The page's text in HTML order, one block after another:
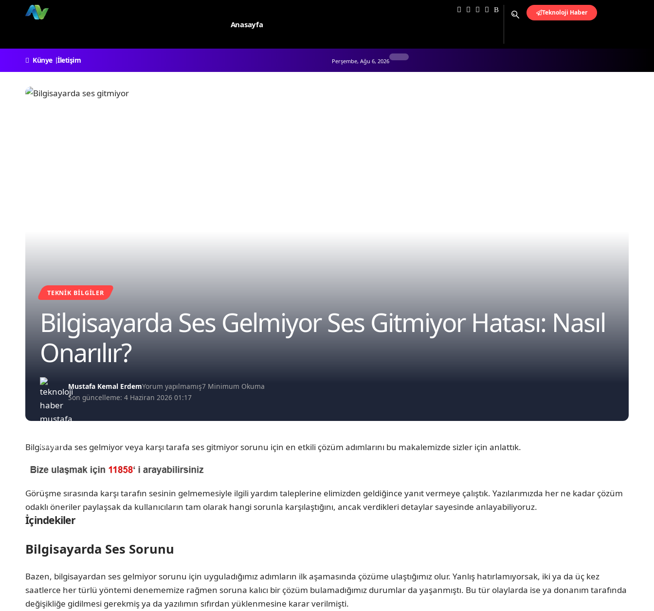
Anasayfa
Teknoloji Haber
Künye İletişim Perşembe, Ağu 6, 2026
TEKNIK BILGILER
Bilgisayarda Ses Gelmiyor Ses Gitmiyor Hatası: Nasıl
Onarılır?
Son güncelleme: 4 Haziran 2026 01:17
Mustafa Kemal ErdemYorum yapılmamış7 Minimum Okuma
Bilgisayarda ses gelmiyor veya karşı tarafa ses gitmiyor sorunu için en etkili çözüm adımlarını bu makalemizde sizler için anlattık.
Görüşme sırasında karşı tarafın sesinin gelmemesiyle ilgili yardım taleplerine elimizden geldiğince yanıt vermeye çalıştık. Yazılarımızda her ne kadar çözüm
odaklı öneriler paylaşsak da kullanıcıların tam olarak hangi sorunla karşılaştığını, ancak verdikleri detaylar sayesinde anlayabiliyoruz.
İçindekiler
Bilgisayarda Ses Sorunu
Bazen, bilgisayardan ses gelmiyor sorunu için uyguladığımız adımların ilk aşamasında çözüme ulaştığımız olur. Yanlış hatırlamıyorsak, iki ya da üç kez
saatlerce her türlü yöntemi denememize rağmen soruna kalıcı bir çözüm bulamadığımız durumlar da yaşanmıştı. Bu tür olaylarda ise ya donanım tarafında
değişikliğe gidilmesi gerekmiş ya da yazılımın sıfırdan yüklenmesine karar verilmişti.